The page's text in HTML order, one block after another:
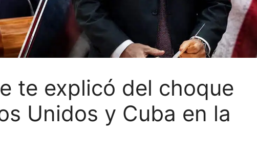
te explicó del choque
Unidos y Cuba en la